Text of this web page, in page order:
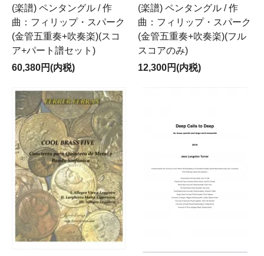
(楽譜) ペンタングル / 作
曲：フィリップ・スパーク
(金管五重奏+吹奏楽)(スコ
ア+パート譜セット)
60,380円(内税)
(楽譜) ペンタングル / 作
曲：フィリップ・スパーク
(金管五重奏+吹奏楽)(フル
スコアのみ)
12,300円(内税)